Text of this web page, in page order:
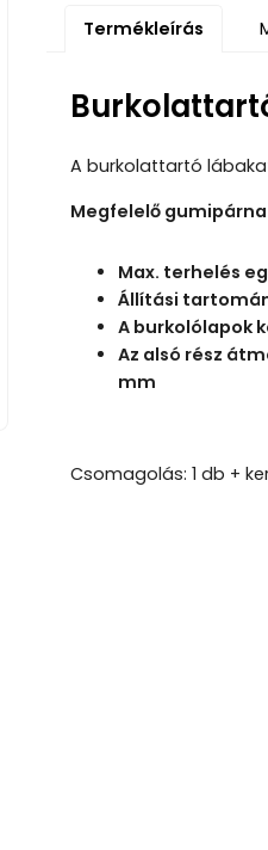
Termékleírás
A burkolattartó
Megfelelő
Max. terhelés
Állítási
A burkolólapok
Az alsó rész
mm
Csomagolás: 1 db +